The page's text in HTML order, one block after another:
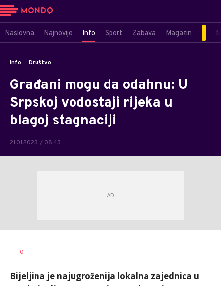
Naslovna Najnovije Info Sport Zabava Magazin
Info Društvo
Građani mogu da odahnu: U
Srpskoj vodostaji rijeka u
blagoj stagnaciji
21.01.2023. / 08:43
AUTOR
0
Bijeljina je najugroženija lokalna zajednica u